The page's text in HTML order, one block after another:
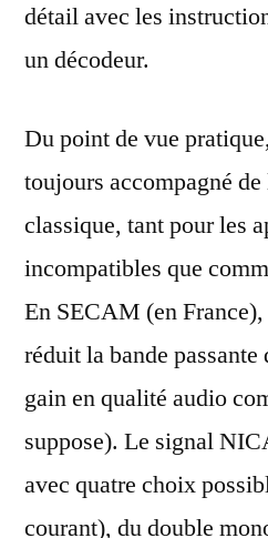
détail avec les
un décodeur.
Du point de vue
toujours accompagné
classique, tant pour les
incompatibles que
En SECAM (en
réduit la bande passante
gain en qualité audio
suppose). Le signal
avec quatre choix
courant), du double